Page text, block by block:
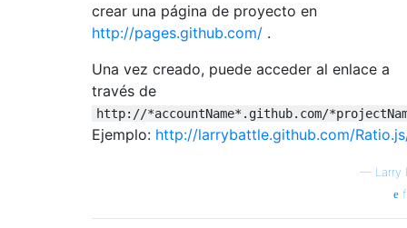
crear una página de proyecto en
http://pages.github.com/ .
Una vez creado, puede acceder al enlace a
través de
http://*accountName*.github.com/
Ejemplo: http://larrybattle.github.com/
— Larry